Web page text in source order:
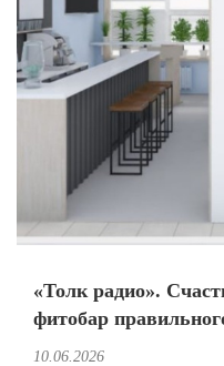
«Толк радио».
фитобар
10.06.2026